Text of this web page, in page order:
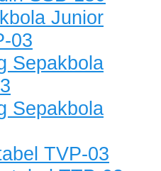
Junior
03
Sepakbola
Sepakbola
TVP-03